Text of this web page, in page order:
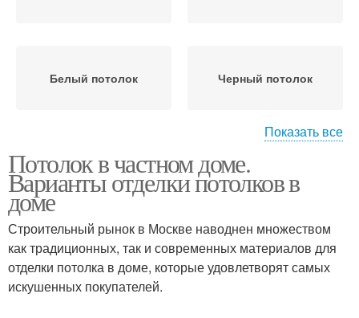
Белый потолок Черный потолок
Каркасный дом Требования к потолку
Потолки для ванной
комнаты
Потолок на кухне
Показать все
Потолок в частном доме.
Варианты отделки потолков в
доме
Строительный рынок в Москве наводнен множеством
как традиционных, так и современных материалов для
отделки потолка в доме, которые удовлетворят самых
искушенных покупателей.